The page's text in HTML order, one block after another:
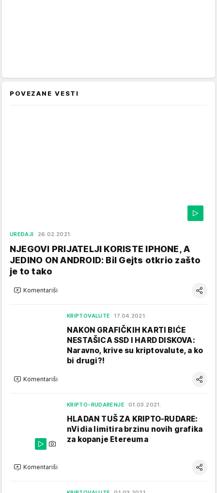
POVEZANE VESTI
UREĐAJI 26.02.2021.
NJEGOVI PRIJATELJI KORISTE IPHONE, A
JEDINO ON ANDROID: Bil Gejts otkrio zašto
je to tako
Komentariši
KRIPTOVALUTE 17.04.2021.
NAKON GRAFIČKIH KARTI BIĆE
NESTAŠICA SSD I HARD DISKOVA:
Naravno, krive su kriptovalute, a ko
bi drugi?!
Komentariši
KRIPTO-RUDARENJE 01.03.2021.
HLADAN TUŠ ZA KRIPTO-RUDARE:
nVidia limitira brzinu novih grafika
za kopanje Etereuma
Komentariši